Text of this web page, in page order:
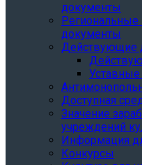
документы
документы
Действующие
Доступная
Значение
учреждений
Информация
Конкурсы